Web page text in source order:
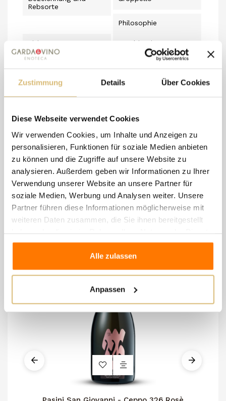
Zustimmung Details Über Cookies
Diese Webseite verwendet Cookies
Wir verwenden Cookies, um Inhalte und Anzeigen zu
personalisieren, Funktionen für soziale Medien anbieten
zu können und die Zugriffe auf unsere Website zu
analysieren. Außerdem geben wir Informationen zu Ihrer
Verwendung unserer Website an unsere Partner für
soziale Medien, Werbung und Analysen weiter. Unsere
Partner führen diese Informationen möglicherweise mit
weiteren Daten zusammen, die Sie ihnen bereitgestellt
gesammelt haben.
Alle zulassen
Anpassen
Rebsorte
Philosophie
Fivi Kombinationen
Ideal für Aperitifs mit
Wurstwaren.
Zustand
8 andere Artikel in der
gleichen Kategorie: